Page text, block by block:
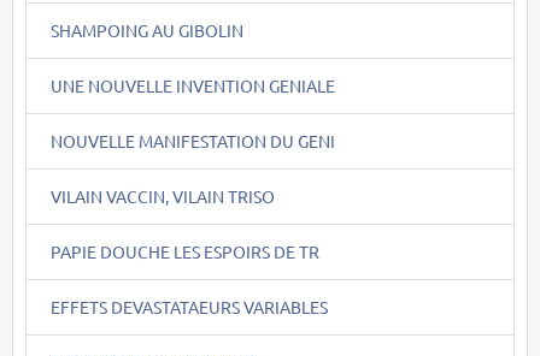
SHAMPOING AU GIBOLIN
UNE NOUVELLE INVENTION GENIALE
NOUVELLE MANIFESTATION DU GENI
VILAIN VACCIN, VILAIN TRISO
PAPIE DOUCHE LES ESPOIRS DE TR
EFFETS DEVASTATAEURS VARIABLES